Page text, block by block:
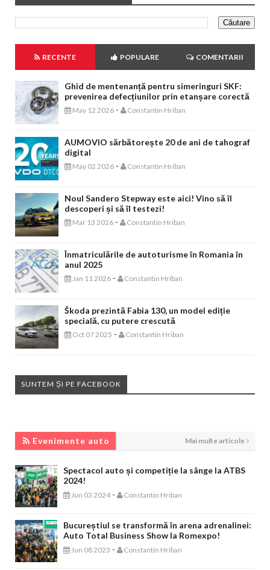
RECENTE POPULARE COMENTARII
Ghid de mentenanță pentru simeringuri SKF:
prevenirea defecțiunilor prin etanșare corectă
May 12 2026 - Constantin Hriban
AUMOVIO sărbătorește 20 de ani de tahograf
digital
May 02 2026 - Constantin Hriban
Noul Sandero Stepway este aici! Vino să îl
descoperi și să îl testezi!
Mar 13 2026 - Constantin Hriban
Înmatriculările de autoturisme în Romania în
anul 2025
Jan 11 2026 - Constantin Hriban
Škoda prezintă Fabia 130, un model ediție
specială, cu putere crescută
Oct 07 2025 - Constantin Hriban
SUNTEM ȘI PE FACEBOOK
Evenimente auto Mai multe articole
Spectacol auto și competiție la sânge la ATBS
2024!
Jun 03 2024 - Constantin Hriban
Bucureștiul se transformă în arena adrenalinei:
Auto Total Business Show la Romexpo!
Jun 08 2023 - Constantin Hriban